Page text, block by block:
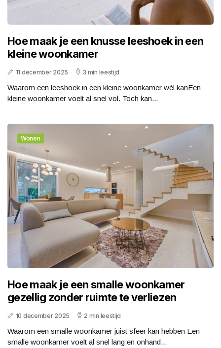
Hoe maak je een knusse leeshoek in een
kleine woonkamer
11 december 2025 3 min leestijd
Waarom een leeshoek in een kleine woonkamer wél kanEen
kleine woonkamer voelt al snel vol. Toch kan...
Wonen
Hoe maak je een smalle woonkamer
gezellig zonder ruimte te verliezen
10 december 2025 2 min leestijd
Waarom een smalle woonkamer juist sfeer kan hebben Een
smalle woonkamer voelt al snel lang en onhand...